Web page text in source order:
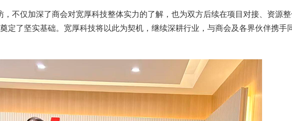
仅加深了商会对宽厚科技整体实力的了解，也为双方后续在项目对接、资源整
定了坚实基础。宽厚科技将以此为契机，继续深耕行业，与商会及各界伙伴携手